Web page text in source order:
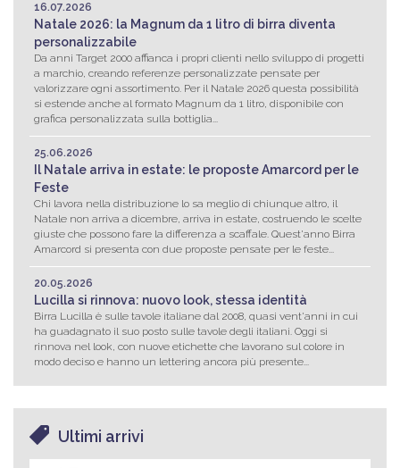
16.07.2026
Natale 2026: la Magnum da 1 litro di birra diventa
personalizzabile
Da anni Target 2000 affianca i propri clienti nello sviluppo di progetti
a marchio, creando referenze personalizzate pensate per
valorizzare ogni assortimento. Per il Natale 2026 questa possibilità
si estende anche al formato Magnum da 1 litro, disponibile con
grafica personalizzata sulla bottiglia...
25.06.2026
Il Natale arriva in estate: le proposte Amarcord per le
Feste
Chi lavora nella distribuzione lo sa meglio di chiunque altro, il
Natale non arriva a dicembre, arriva in estate, costruendo le scelte
giuste che possono fare la differenza a scaffale. Quest'anno Birra
Amarcord si presenta con due proposte pensate per le feste...
20.05.2026
Lucilla si rinnova: nuovo look, stessa identità
Birra Lucilla è sulle tavole italiane dal 2008, quasi vent'anni in cui
ha guadagnato il suo posto sulle tavole degli italiani. Oggi si
rinnova nel look, con nuove etichette che lavorano sul colore in
modo deciso e hanno un lettering ancora più presente...
Ultimi arrivi